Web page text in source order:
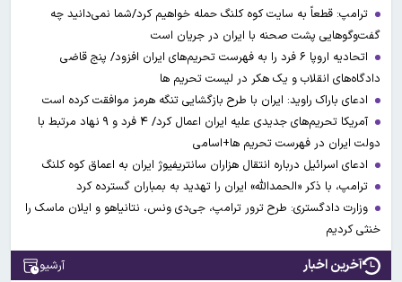
ترامپ: قطعاً به سایت کوه کلنگ حمله خواهیم کرد/شما نمی‌دانید چه
گفت‌وگوهایی پشت صحنه با ایران در جریان است
اتحادیه اروپا ۶ فرد را به فهرست تحریم‌های ایران افزود/ پنج قاضی
دادگاه‌های انقلاب و یک هکر در لیست تحریم ها
ادعای باراک راوید: ایران با طرح بازگشایی تنگه هرمز موافقت کرده است
آمریکا تحریم‌های جدیدی علیه ایران اعمال کرد/ ۴ فرد و ۹ نهاد مرتبط با
دولت ایران در فهرست تحریم ها+اسامی
ادعای اسرائیل درباره انتقال هزاران سانتریفیوژ ایران به اعماق کوه کلنگ
ترامپ، با ذکر «الحمدالله» ایران را تهدید به بمباران گسترده کرد
وزارت دادگستری: طرح ترور ترامپ، جی‌دی ونس، نتانیاهو و ایلان ماسک را
خنثی کردیم
آخرین اخبار آرشیو